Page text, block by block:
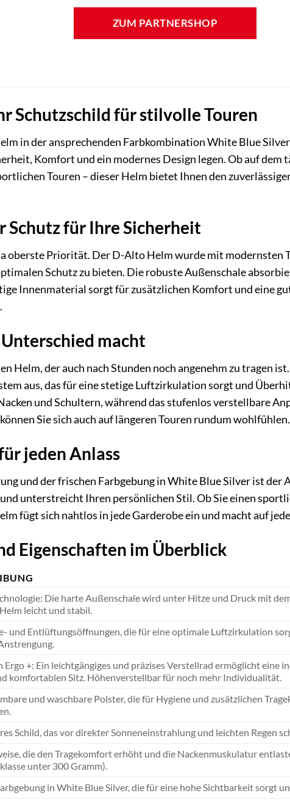
ZUM PARTNERSHOP
Schutzschild für stilvolle Touren
in der ansprechenden Farbkombination White Blue
Komfort und ein modernes Design legen. Ob auf
Touren – dieser Helm bietet Ihnen den
für Ihre Sicherheit
oberste Priorität. Der D-Alto Helm wurde mit modernsten
Schutz zu bieten. Die robuste Außenschale
Innenmaterial sorgt für zusätzlichen Komfort und eine
macht
Helm, der auch nach Stunden noch angenehm zu tragen
aus, das für eine stetige Luftzirkulation sorgt und
und Schultern, während das stufenlos verstellbare
Sie sich auch auf längeren Touren rundum wohlfühlen.
jeden Anlass
und der frischen Farbgebung in White Blue Silver ist
unterstreicht Ihren persönlichen Stil. Ob Sie einen
fügt sich nahtlos in jede Garderobe ein und macht auf
Eigenschaften im Überblick
Die harte Außenschale wird unter Hitze und Druck mit
leicht und stabil.
und Entlüftungsöffnungen, die für eine optimale Luftzirkulation
Ergo +: Ein leichtgängiges und präzises Verstellrad ermöglicht eine
komfortablen Sitz. Höhenverstellbar für noch mehr Individualität.
und waschbare Polster, die für Hygiene und zusätzlichen
Schild, das vor direkter Sonneneinstrahlung und leichten Regen
die den Tragekomfort erhöht und die Nackenmuskulatur
unter 300 Gramm).
in White Blue Silver, die für eine hohe Sichtbarkeit sorgt